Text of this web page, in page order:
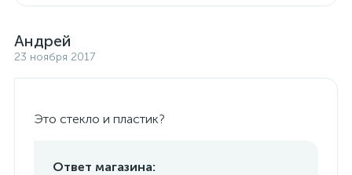
Андрей
23 ноября 2017
Это стекло и пластик?
Ответ магазина: